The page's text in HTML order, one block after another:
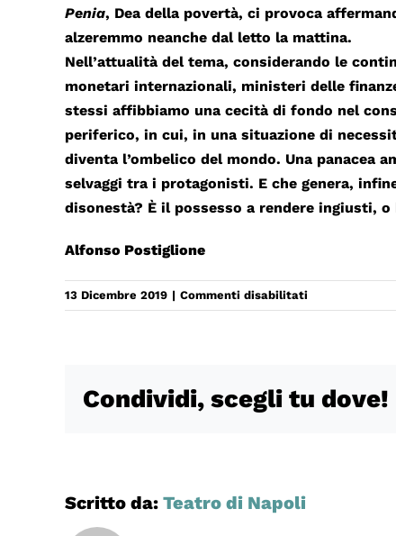
Penia, Dea della povertà, ci provoca
alzeremmo neanche dal letto la mattina.
Nell’attualità del tema, considerando le
monetari internazionali, ministeri delle
stessi affibbiamo una cecità di fondo nel
periferico, in cui, in una situazione di
diventa l’ombelico del mondo. Una panacea
selvaggi tra i protagonisti. E che genera,
disonestà? È il possesso a rendere ingiusti,
Alfonso Postiglione
13 Dicembre 2019 | Commenti disabilitatisu
Plutus
povertà
Condividi, scegli tu dove!
Scritto da: Teatro di Napoli